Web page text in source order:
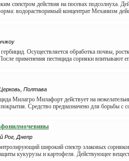
спектром действия на посевах подсолнуха.
водорастворимый концентрат Механизм
Осуществляется обработка почвы,
применения пестицида сорняки впитывают
Полтава
Милагро Милафорт действует на
Средство предназначено для борьбы с
Рог, Днепр
широкий спектр злаковых
кукурузы и картофеля. Действующее